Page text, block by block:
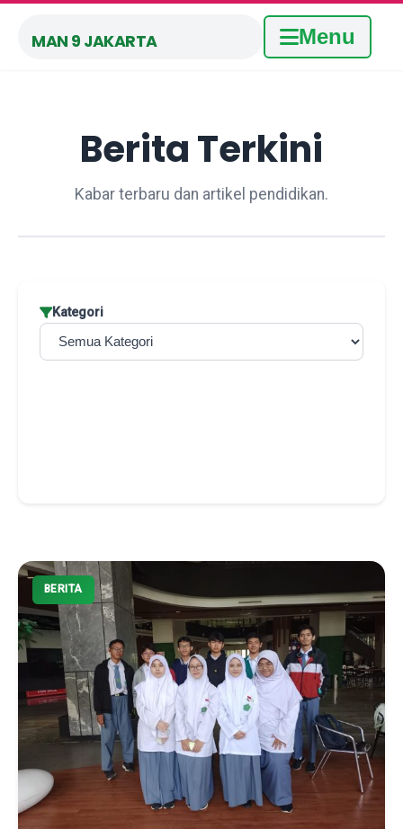
MAN 9 JAKARTA Menu
Berita Terkini
Kabar terbaru dan artikel pendidikan.
Kategori
BERITA